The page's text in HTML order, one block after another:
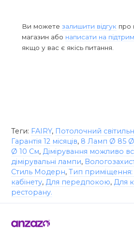
Ви можете залишити відгук про
магазин або написати на
якщо у вас є якісь питання.
Теги: FAIRY, Потолочний
Гарантія 12 місяців, 8 Ламп Ø 85
Ø 10 См, Дімірування можливо
дімірувальні лампи,
Стиль Модерн, Тип приміщення:
кабінету, Для передпокою, Для
ресторану.